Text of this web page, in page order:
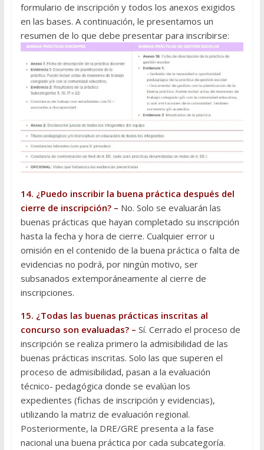
formulario de inscripción y todos los anexos exigidos
en las bases. A continuación, le presentamos un
resumen de lo que debe presentar para inscribirse:
14. ¿Puedo inscribir la buena práctica después del
cierre de inscripción? – No. Solo se evaluarán las
buenas prácticas que hayan completado su inscripción
hasta la fecha y hora de cierre. Cualquier error u
omisión en el contenido de la buena práctica o falta de
evidencias no podrá, por ningún motivo, ser
subsanados extemporáneamente al cierre de
inscripciones.
15. ¿Todas las buenas prácticas inscritas al
concurso son evaluadas? – Sí. Cerrado el proceso de
inscripción se realiza primero la admisibilidad de las
buenas prácticas inscritas. Solo las que superen el
proceso de admisibilidad, pasan a la evaluación
técnico- pedagógica donde se evalúan los
expedientes (fichas de inscripción y evidencias),
utilizando la matriz de evaluación regional.
Posteriormente, la DRE/GRE presenta a la fase
nacional una buena práctica por cada subcategoría.